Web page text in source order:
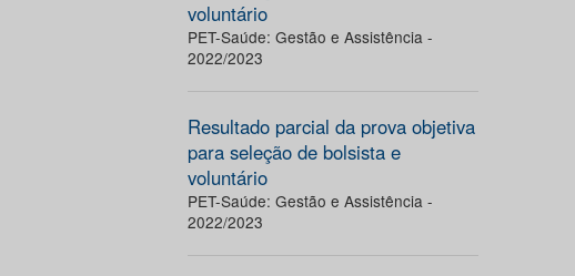
voluntário
PET-Saúde: Gestão e Assistência -
2022/2023
Resultado parcial da prova objetiva
para seleção de bolsista e
voluntário
PET-Saúde: Gestão e Assistência -
2022/2023